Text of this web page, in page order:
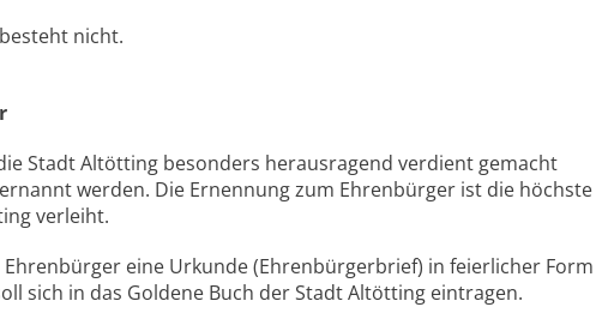
nicht.
Stadt Altötting besonders herausragend verdient gemacht
werden. Die Ernennung zum Ehrenbürger ist die höchste
verleiht.
eine Urkunde (Ehrenbürgerbrief) in feierlicher Form
sich in das Goldene Buch der Stadt Altötting eintragen.